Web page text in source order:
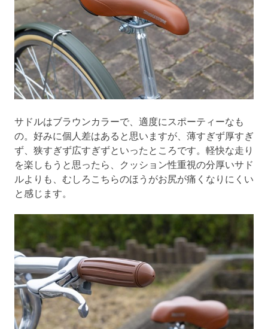
サドルはブラウンカラーで、適度にスポーティーなも
の。好みに個人差はあると思いますが、薄すぎず厚すぎ
ず、狭すぎず広すぎずといったところです。軽快な走り
を楽しもうと思ったら、クッション性重視の分厚いサド
ルよりも、むしろこちらのほうがお尻が痛くなりにくい
と感じます。